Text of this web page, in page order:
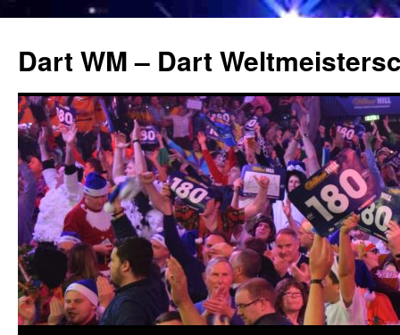
springen
Dart WM – Dart